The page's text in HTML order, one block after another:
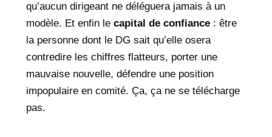
qu’aucun dirigeant ne déléguera jamais à un
modèle. Et enfin le capital de confiance: être
la personne dont le DG sait qu’elle osera
contredire les chiffres flatteurs, porter une
mauvaise nouvelle, défendre une position
impopulaire en comité. Ça, ça ne se télécharge
pas.